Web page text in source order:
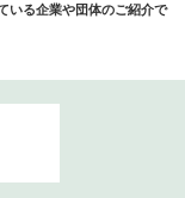
いる企業や団体のご紹介で